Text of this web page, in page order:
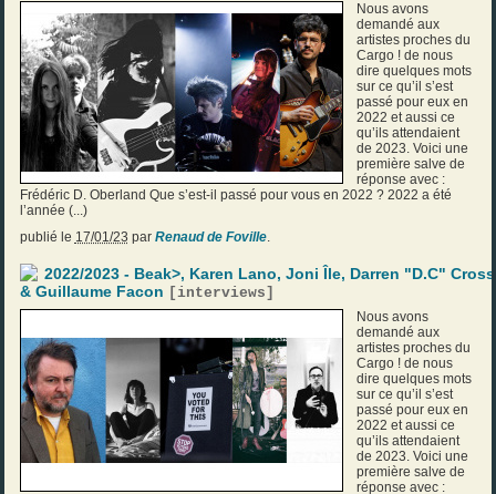
Nous avons
demandé aux
artistes proches du
Cargo ! de nous
dire quelques mots
sur ce qu’il s’est
passé pour eux en
2022 et aussi ce
qu’ils attendaient
de 2023. Voici une
première salve de
réponse avec :
Frédéric D. Oberland Que s’est-il passé pour vous en 2022 ? 2022 a été
l’année (...)
publié le 17/01/23 par Renaud de Foville.
2022/2023 - Beak>, Karen Lano, Joni Île, Darren "D.C" Cross
& Guillaume Facon [interviews ]
Nous avons
demandé aux
artistes proches du
Cargo ! de nous
dire quelques mots
sur ce qu’il s’est
passé pour eux en
2022 et aussi ce
qu’ils attendaient
de 2023. Voici une
première salve de
réponse avec :